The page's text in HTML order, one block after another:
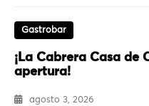
Gastrobar
¡La Cabrera Casa de
apertura!
agosto 3, 2026